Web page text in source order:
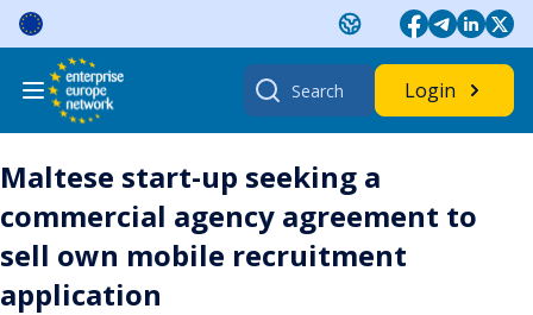
Skip
content
Search
for:
Login
Maltese start-up seeking a
commercial agency agreement to
sell own mobile recruitment
application